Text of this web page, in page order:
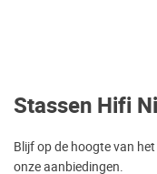
Stassen Hifi
Blijf op de hoogte van
onze aanbiedingen.